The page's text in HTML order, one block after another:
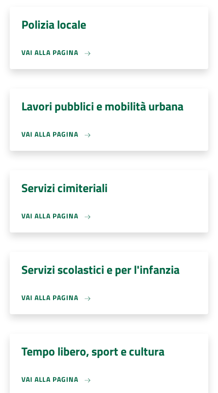
Polizia locale
VAI ALLA PAGINA
Lavori pubblici e mobilità urbana
VAI ALLA PAGINA
Servizi cimiteriali
VAI ALLA PAGINA
Servizi scolastici e per l'infanzia
VAI ALLA PAGINA
Tempo libero, sport e cultura
VAI ALLA PAGINA